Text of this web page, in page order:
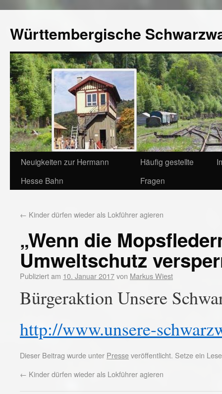
Württembergische
Neuigkeiten zur Hermann
Hesse Bahn
Häufig gestellte
Fragen
← Kinder dürfen wieder als Lokführer agieren
„Wenn die
Umweltschutz
Publiziert am 10. Januar 2017von Markus Wiest
Bürgeraktion Unsere
http://www.unsere-
Dieser Beitrag wurde unter Presseveröffentlicht. Setze ein
← Kinder dürfen wieder als Lokführer agieren